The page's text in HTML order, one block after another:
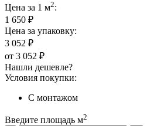
Цена за 1 м2:
1 650 ₽
Цена за упаковку:
3 052 ₽
от 3 052 ₽
Нашли дешевле?
Условия покупки:
С монтажом
Введите площадь м2